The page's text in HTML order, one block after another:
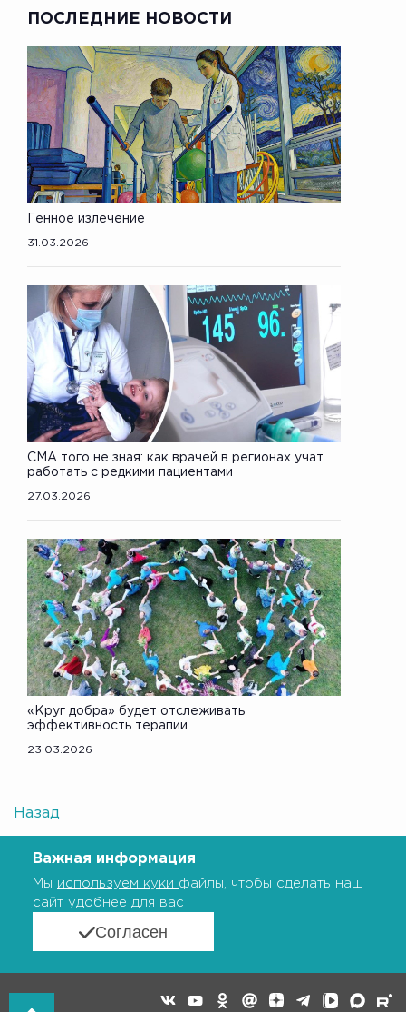
ПОСЛЕДНИЕ НОВОСТИ
Генное излечение
31.03.2026
СМА того не зная: как врачей в регионах учат
работать с редкими пациентами
27.03.2026
«Круг добра» будет отслеживать
эффективность терапии
23.03.2026
Назад
Важная информация
Мы используем куки файлы, чтобы сделать наш
сайт удобнее для вас
Согласен